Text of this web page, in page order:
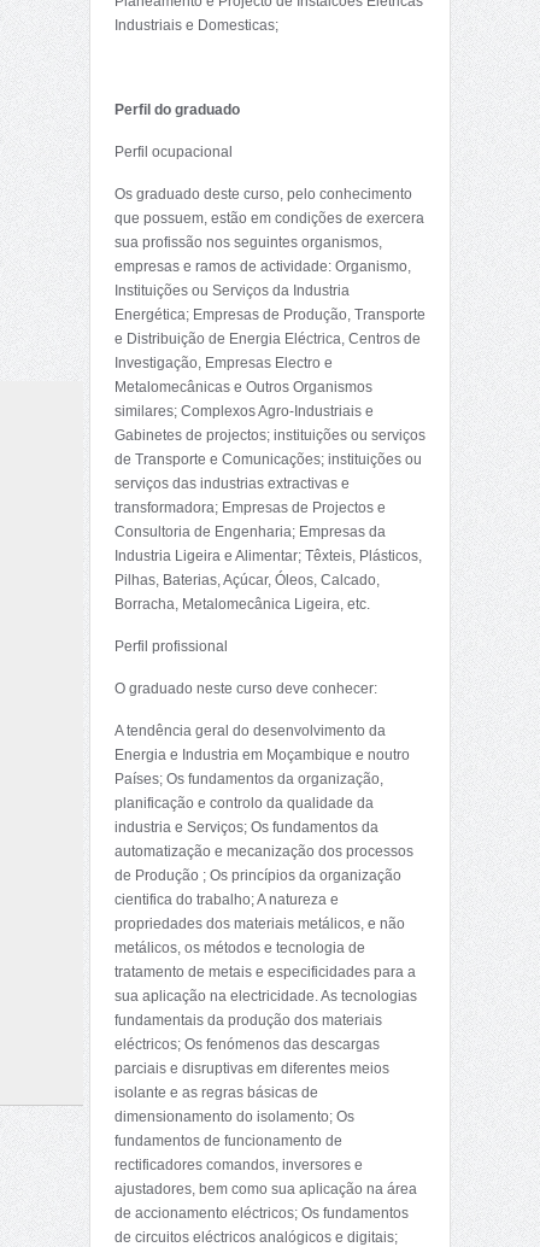
Industriais e Domesticas;
Perfil do graduado
Perfil ocupacional
Os graduado deste curso, pelo conhecimento
que possuem, estão em condições de exercera
sua profissão nos seguintes organismos,
empresas e ramos de actividade: Organismo,
Instituições ou Serviços da Industria
Energética; Empresas de Produção, Transporte
e Distribuição de Energia Eléctrica, Centros de
Investigação, Empresas Electro e
Metalomecânicas e Outros Organismos
similares; Complexos Agro-Industriais e
Gabinetes de projectos; instituições ou serviços
de Transporte e Comunicações; instituições ou
serviços das industrias extractivas e
transformadora; Empresas de Projectos e
Consultoria de Engenharia; Empresas da
Industria Ligeira e Alimentar; Têxteis, Plásticos,
Pilhas, Baterias, Açúcar, Óleos, Calcado,
Borracha, Metalomecânica Ligeira, etc.
Perfil profissional
O graduado neste curso deve conhecer:
A tendência geral do desenvolvimento da
Energia e Industria em Moçambique e noutro
Países; Os fundamentos da organização,
planificação e controlo da qualidade da
industria e Serviços; Os fundamentos da
automatização e mecanização dos processos
de Produção ; Os princípios da organização
cientifica do trabalho; A natureza e
propriedades dos materiais metálicos, e não
metálicos, os métodos e tecnologia de
tratamento de metais e especificidades para a
sua aplicação na electricidade. As tecnologias
fundamentais da produção dos materiais
eléctricos; Os fenómenos das descargas
parciais e disruptivas em diferentes meios
isolante e as regras básicas de
dimensionamento do isolamento; Os
fundamentos de funcionamento de
rectificadores comandos, inversores e
ajustadores, bem como sua aplicação na área
de accionamento eléctricos; Os fundamentos
de circuitos eléctricos analógicos e digitais;